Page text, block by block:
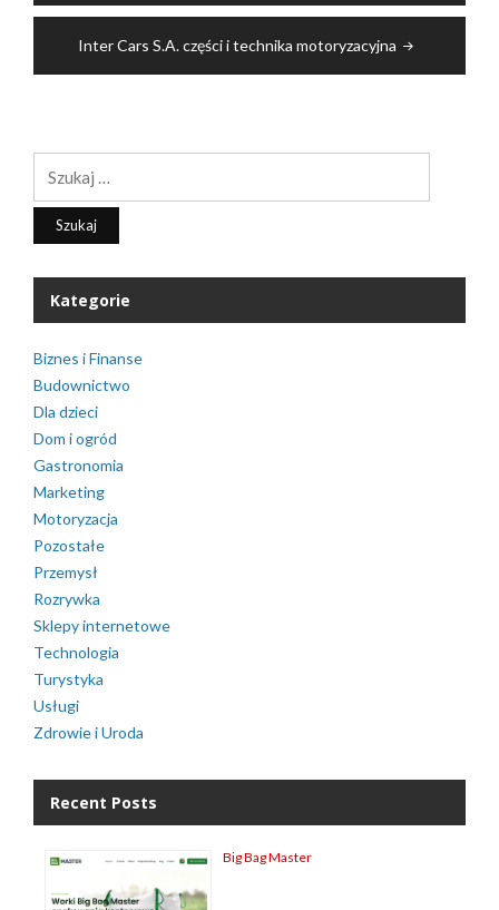
Inter Cars S.A. części i technika motoryzacyjna
Kategorie
Biznes i Finanse
Budownictwo
Dla dzieci
Dom i ogród
Gastronomia
Marketing
Motoryzacja
Pozostałe
Przemysł
Rozrywka
Sklepy internetowe
Technologia
Turystyka
Usługi
Zdrowie i Uroda
Recent Posts
Big Bag Master